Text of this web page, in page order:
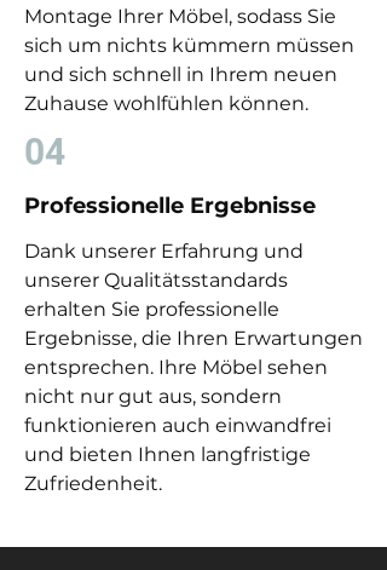
Montage Ihrer Möbel, sodass Sie
sich um nichts kümmern müssen
und sich schnell in Ihrem neuen
Zuhause wohlfühlen können.
04
Professionelle Ergebnisse
Dank unserer Erfahrung und
unserer Qualitätsstandards
erhalten Sie professionelle
Ergebnisse, die Ihren Erwartungen
entsprechen. Ihre Möbel sehen
nicht nur gut aus, sondern
funktionieren auch einwandfrei
und bieten Ihnen langfristige
Zufriedenheit.